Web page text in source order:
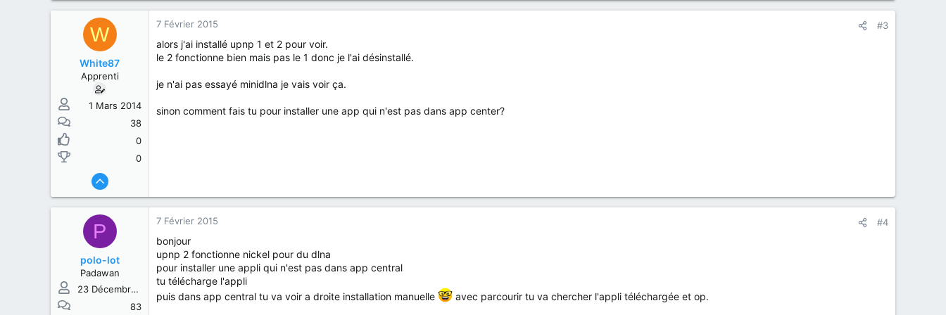
W
White87
Apprenti
1 Mars 2014
38
0
0
7 Février 2015 #3
alors j'ai installé upnp 1 et 2 pour voir.
le 2 fonctionne bien mais pas le 1 donc je l'ai désinstallé.
je n'ai pas essayé minidlna je vais voir ça.
sinon comment fais tu pour installer une app qui n'est pas dans app center?
P
polo-lot
Padawan
23 Décembre 2014
83
7 Février 2015 #4
bonjour
upnp 2 fonctionne nickel pour du dlna
pour installer une appli qui n'est pas dans app central
tu télécharge l'appli
puis dans app central tu va voir a droite installation manuelle
avec parcourir tu va chercher l'appli téléchargée et op.